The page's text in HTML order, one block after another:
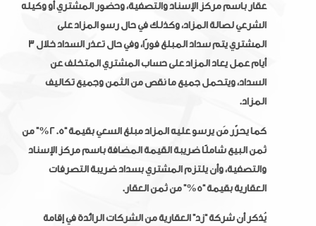
عقار باسم مركز الإسناد والتصفية، وحضور المشتري أو وكيله
الشرعي لصالة المزاد، وكذلك في حال رسو المزاد على
المشتري يتم سداد المبلغ فورًا، وفي حال تعذر السداد خلال 3
أيام عمل يعاد المزاد على حساب المشتري المتخلف عن
السداد، ويتحمل جميع ما نقص من الثمن وجميع تكاليف
المزاد.
كما يحرّر مَن يرسو عليه المزاد مبلغ السعي بقيمة “2.5%” من
ثمن البيع شاملًا ضريبة القيمة المضافة باسم مركز الإسناد
والتصفية، وأن يلتزم المشتري بسداد ضريبة التصرفات
العقارية بقيمة “5%” من ثمن العقار.
يُذكر أن شركة “زد” العقارية من الشركات الرائدة في إقامة